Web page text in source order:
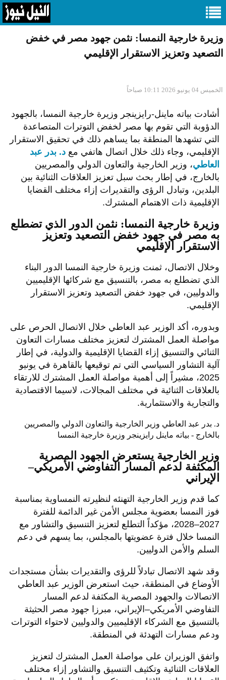
وزيرة خارجية النمسا: نثمن جهود مصر في خفض
التصعيد وتعزيز الاستقرار الإقليمي
الخميس 04 يونيو 2026 10:11 صباحاً
أشادت بياته ماينل-رايزينجر وزيرة خارجية النمسا، بالجهود
الدؤوبة التي تقوم بها مصر لخفض التوترات المتصاعدة
التي تشهدها المنطقة بما يساهم ذلك في تحقيق الاستقرار
الإقليمي، وجاء ذلك خلال اتصال هاتفي مع د. بدر عبد
العاطي، وزير الخارجية والتعاون الدولي والمصريين
بالخارج، في إطار بحث سبل تعزيز العلاقات الثنائية بين
البلدين، وتبادل الرؤى والتقديرات إزاء مختلف القضايا
الإقليمية ذات الاهتمام المشترك.
وزيرة خارجية النمسا: نثمن الدور الذي تضطلع
به مصر في جهود خفض التصعيد وتعزيز
الاستقرار الإقليمي
وخلال الاتصال، ثمنت وزيرة خارجية النمسا الدور البناء
الذي تضطلع به مصر، بالتنسيق مع شركائها الإقليميين
والدوليين، في جهود خفض التصعيد وتعزيز الاستقرار
الإقليمي.
وبدوره، أكد الوزير عبد العاطي خلال الاتصال الحرص على
مواصلة العمل المشترك لتعزيز مختلف مسارات التعاون
الثنائي والتنسيق إزاء القضايا الإقليمية والدولية، في إطار
آلية التشاور السياسي التي تم توقيعها بالقاهرة في يونيو
2025، مشيراً إلى أهمية مواصلة العمل المشترك للارتقاء
بالعلاقات الثنائية في مختلف المجالات، لاسيما الاقتصادية
والتجارية والاستثمارية.
بالخارج - بياته ماينل رايزينجر وزيرة خارجية النمسا
وزير الخارجية يستعرض الجهود المصرية
المكثفة لدعم المسار التفاوضي الأمريكي–
الإيراني
كما قدم وزير الخارجية التهنئه لنظيرته النمساوية بمناسبة
فوز النمسا بعضوية مجلس الأمن غير الدائمة للفترة
2027–2028، مؤكداً التطلع لتعزيز التنسيق والتشاور مع
النمسا خلال فترة عضويتها بالمجلس، بما يسهم في دعم
السلم والأمن الدوليين.
وقد شهد الاتصال تبادلاً للرؤى والتقديرات بشأن مستجدات
الأوضاع في المنطقة، حيث استعرض الوزير عبد العاطي
الاتصالات والجهود المصرية المكثفة لدعم المسار
التفاوضي الأمريكي–الإيراني، مبرزا جهود مصر الحثيثة
بالتنسيق مع الشركاء الإقليميين والدوليين لاحتواء التوترات
ودعم مسارات التهدئة في المنطقة.
واتفق الوزيران على مواصلة العمل المشترك لتعزيز
العلاقات الثنائية وتكثيف التنسيق والتشاور إزاء مختلف